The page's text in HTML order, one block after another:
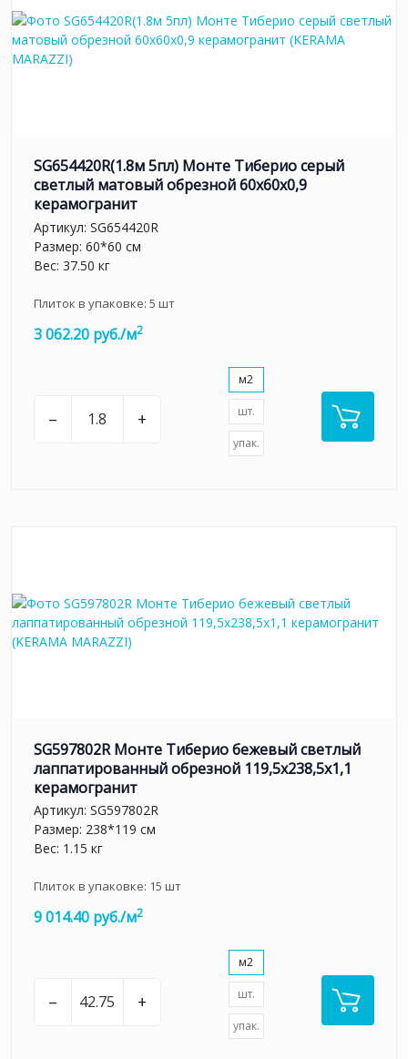
SG654420R(1.8м 5пл) Монте Тиберио серый
светлый матовый обрезной 60x60x0,9
керамогранит
Артикул: SG654420R
Размер: 60*60 см
Вес: 37.50 кг
Плиток в упаковке: 5 шт
3 062.20 руб./м2
– +
м2
шт.
упак.
SG597802R Монте Тиберио бежевый светлый
лаппатированный обрезной 119,5x238,5x1,1
керамогранит
Артикул: SG597802R
Размер: 238*119 см
Вес: 1.15 кг
Плиток в упаковке: 15 шт
9 014.40 руб./м2
– +
м2
шт.
упак.